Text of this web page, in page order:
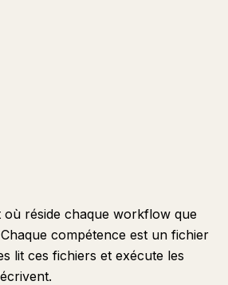
où réside chaque workflow que
compétence est un fichier
lit ces fichiers et exécute les